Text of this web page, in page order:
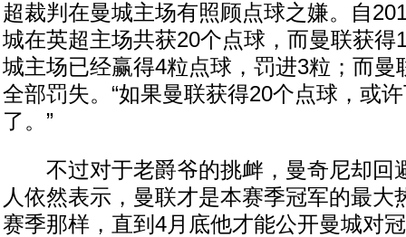
超裁判在曼城主场有照顾点球之嫌。自
城在英超主场共获20个点球，而曼联获得
城主场已经赢得4粒点球，罚进3粒；而曼
全部罚失。“如果曼联获得20个点球，或
了。”
不过对于老爵爷的挑衅，曼奇尼却回
人依然表示，曼联才是本赛季冠军的最大
赛季那样，直到4月底他才能公开曼城对